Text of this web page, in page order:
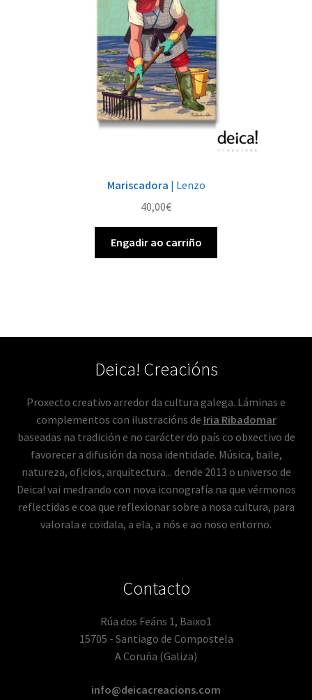
Mariscadora | Lenzo
40,00€
Engadir ao carriño
Deica! Creacións
Proxecto creativo arredor da cultura galega. Láminas e
complementos con ilustracións de Iria Ribadomar
baseadas na tradición e no carácter do país co obxectivo de
favorecer a difusión da nosa identidade. Música, baile,
natureza, oficios, arquitectura... dende 2013 o universo de
Deica! vai medrando con nova iconografía na que vérmonos
reflectidas e coa que reflexionar sobre a nosa cultura, para
valorala e coidala, a ela, a nós e ao noso entorno.
Contacto
Rúa dos Feáns 1, Baixo1
15705 - Santiago de Compostela
A Coruña (Galiza)
info@deicacreacions.com